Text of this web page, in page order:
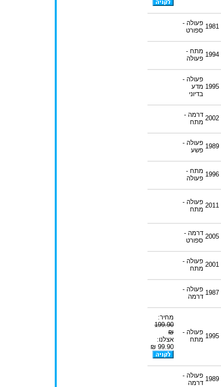
1981 פעולה -
ספורט
1994 מתח -
פעולה
1995
פעולה -
מדע
בדיוני
2002 דרמה -
מתח
1989 פעולה -
פשע
1996 מתח -
פעולה
2011 פעולה -
מתח
2005 דרמה -
ספורט
2001 פעולה -
מתח
1987 פעולה -
דרמה
1995
פעולה -
מתח
מחיר:
199.90
₪
אצלנו:
99.90 ₪
1989 פעולה -
דרמה